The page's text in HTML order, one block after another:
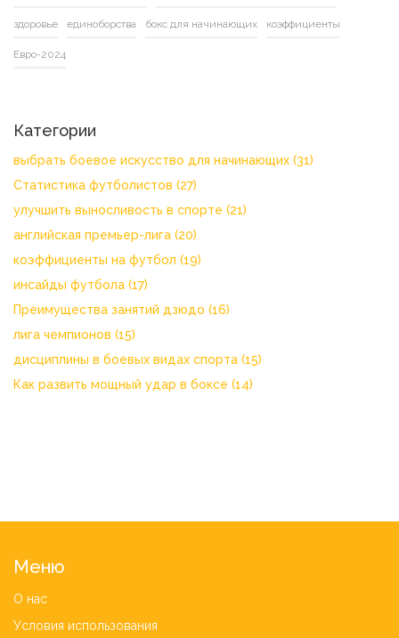
здоровье единоборства бокс для начинающих коэффициенты
Евро-2024
Категории
выбрать боевое искусство для начинающих (31)
Статистика футболистов (27)
улучшить выносливость в спорте (21)
английская премьер-лига (20)
коэффициенты на футбол (19)
инсайды футбола (17)
Преимущества занятий дзюдо (16)
лига чемпионов (15)
дисциплины в боевых видах спорта (15)
Как развить мощный удар в боксе (14)
Меню
О нас
Условия использования